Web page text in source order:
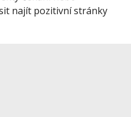
najít pozitivní stránky